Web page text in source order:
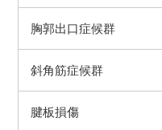
胸郭出口症候群
斜角筋症候群
腱板損傷